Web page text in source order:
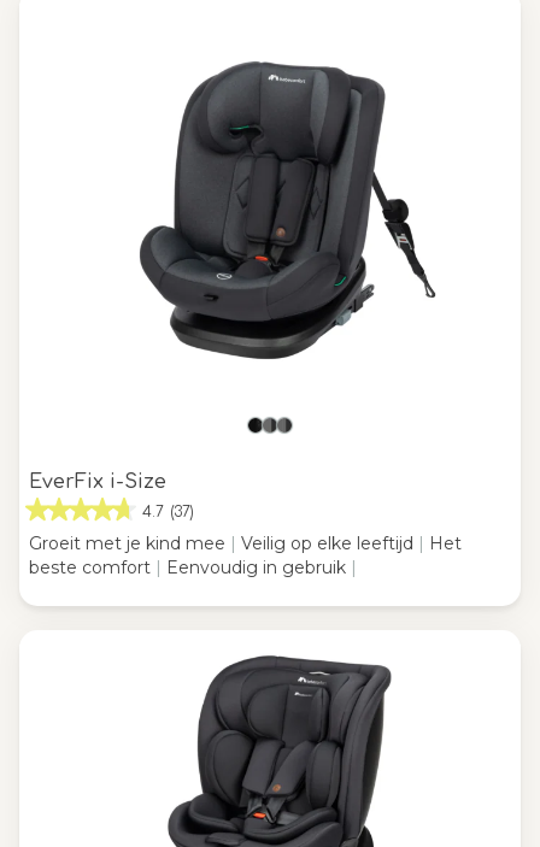
EverFix i-Size
4.7 (37)
Groeit met je kind mee Veilig op elke leeftijd
Het
beste comfort
Eenvoudig in gebruik